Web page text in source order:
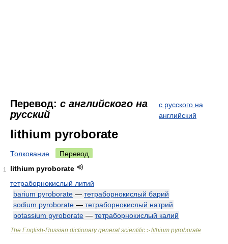
Перевод: с английского на
русский
с русского на
английский
lithium pyroborate
Толкование Перевод
1
lithium pyroborate
тетраборнокислый литий
barium pyroborate — тетраборнокислый барий
sodium pyroborate — тетраборнокислый натрий
potassium pyroborate — тетраборнокислый калий
The English-Russian dictionary general scientific > lithium pyroborate